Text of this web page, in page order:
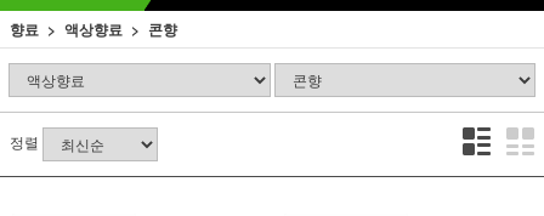
향료
액상향료 콘향
정렬